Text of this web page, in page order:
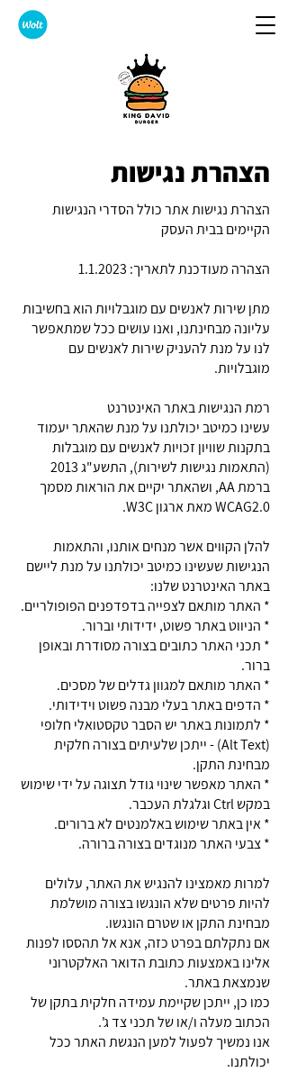
הצהרת נגישות
הצהרת נגישות אתר כולל הסדרי הנגישות
הקיימים בבית העסק
הצהרה מעודכנת לתאריך: 1.1.2023
מתן שירות לאנשים עם מוגבלויות הוא בחשיבות
עליונה מבחינתנו, ואנו עושים ככל שמתאפשר
לנו על מנת להעניק שירות לאנשים עם
מוגבלויות.
רמת הנגישות באתר האינטרנט
עשינו כמיטב יכולתנו על מנת שהאתר יעמוד
בתקנות שוויון זכויות לאנשים עם מוגבלות
(התאמות נגישות לשירות), התשע"ג 2013
ברמת AA, ושהאתר יקיים את הוראות מסמך
WCAG2.0 מאת ארגון W3C.
​להלן הקווים אשר מנחים אותנו, והתאמות
הנגישות שעשינו כמיטב יכולתנו על מנת ליישם
באתר האינטרנט שלנו:
* האתר מותאם לצפייה בדפדפנים הפופולריים.
* הניווט באתר פשוט, ידידותי וברור.
* תכני האתר כתובים בצורה מסודרת ובאופן
ברור.
* האתר מותאם למגוון גדלים של מסכים.
* הדפים באתר בעלי מבנה פשוט וידידותי.
* לתמונות באתר יש הסבר טקסטואלי חלופי
(Alt Text) - ייתכן שלעיתים בצורה חלקית
מבחינת התקן.
* האתר מאפשר שינוי גודל תצוגה על ידי שימוש
במקש Ctrl וגלגלת העכבר.
* אין באתר שימוש באלמנטים לא ברורים.
* צבעי האתר מנוגדים בצורה ברורה.
למרות מאמצינו להנגיש את האתר, עלולים
להיות פרטים שלא הונגשו בצורה מושלמת
מבחינת התקן או שטרם הונגשו.
אם נתקלתם בפרט כזה, אנא אל תהססו לפנות
אלינו באמצעות כתובת הדואר האלקטרוני
שנמצאת באתר.
כמו כן, ייתכן שקיימת עמידה חלקית בתקן של
הכתוב מעלה ו/או של תכני צד ג'.
אנו נמשיך לפעול למען הנגשת האתר ככל
יכולתנו.